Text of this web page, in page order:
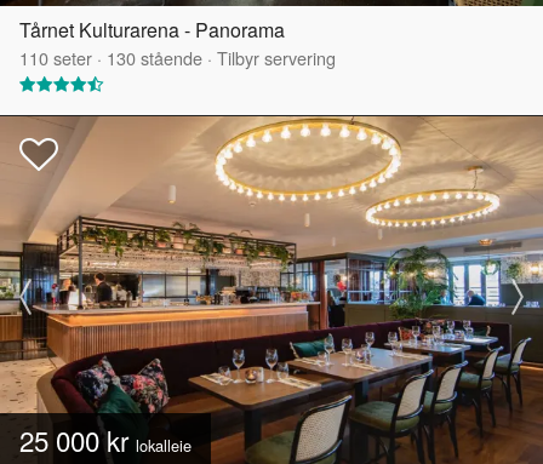
Tårnet Kulturarena - Panorama
110seter · 130stående · Tilbyr servering
25 000 kr lokalleie